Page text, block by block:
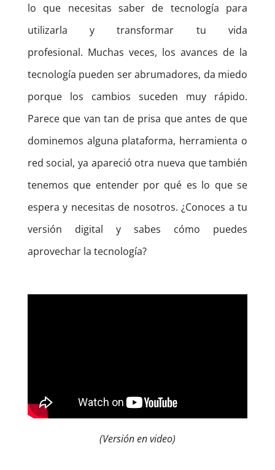
lo que necesitas saber de tecnología para
utilizarla y transformar tu vida
profesional. Muchas veces, los avances de la
tecnología pueden ser abrumadores, da miedo
porque los cambios suceden muy rápido.
Parece que van tan de prisa que antes de que
dominemos alguna plataforma, herramienta o
red social, ya apareció otra nueva que también
tenemos que entender por qué es lo que se
espera y necesitas de nosotros. ¿Conoces a tu
versión digital y sabes cómo puedes
aprovechar la tecnología?
(Versión en video)